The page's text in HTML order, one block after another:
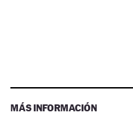
MÁS INFORMACIÓN